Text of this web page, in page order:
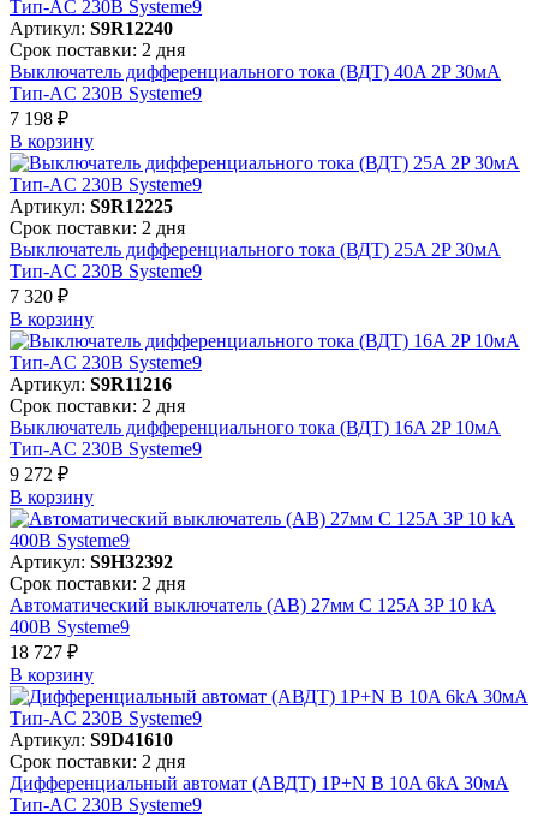
Артикул: S9R12240
Срок поставки: 2 дня
Выключатель дифференциального тока (ВДТ) 40A 2P 30мА
Тип-AC 230В Systeme9
7 198 ₽
В корзинy
Артикул: S9R12225
Срок поставки: 2 дня
Выключатель дифференциального тока (ВДТ) 25A 2P 30мА
Тип-AC 230В Systeme9
7 320 ₽
В корзинy
Артикул: S9R11216
Срок поставки: 2 дня
Выключатель дифференциального тока (ВДТ) 16A 2P 10мА
Тип-AC 230В Systeme9
9 272 ₽
В корзинy
Артикул: S9H32392
Срок поставки: 2 дня
Автоматический выключатель (АВ) 27мм C 125A 3P 10 kA
400В Systeme9
18 727 ₽
В корзинy
Артикул: S9D41610
Срок поставки: 2 дня
Дифференциальный автомат (АВДТ) 1P+N B 10A 6kA 30мА
Тип-AC 230В Systeme9